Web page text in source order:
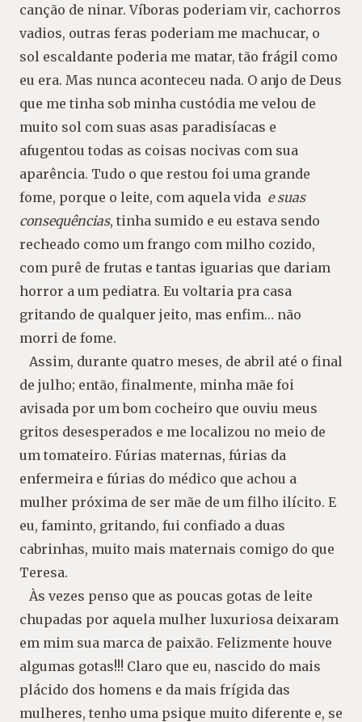
canção de ninar. Víboras poderiam vir, cachorros
vadios, outras feras poderiam me machucar, o
sol escaldante poderia me matar, tão frágil como
eu era. Mas nunca aconteceu nada. O anjo de Deus
que me tinha sob minha custódia me velou de
muito sol com suas asas paradisíacas e
afugentou todas as coisas nocivas com sua
aparência. Tudo o que restou foi uma grande
fome, porque o leite, com aquela vida e suas
consequências, tinha sumido e eu estava sendo
recheado como um frango com milho cozido,
com purê de frutas e tantas iguarias que dariam
horror a um pediatra. Eu voltaria pra casa
gritando de qualquer jeito, mas enfim… não
morri de fome.
Assim, durante quatro meses, de abril até o final
de julho; então, finalmente, minha mãe foi
avisada por um bom cocheiro que ouviu meus
gritos desesperados e me localizou no meio de
um tomateiro. Fúrias maternas, fúrias da
enfermeira e fúrias do médico que achou a
mulher próxima de ser mãe de um filho ilícito. E
eu, faminto, gritando, fui confiado a duas
cabrinhas, muito mais maternais comigo do que
Teresa.
Às vezes penso que as poucas gotas de leite
chupadas por aquela mulher luxuriosa deixaram
em mim sua marca de paixão. Felizmente houve
algumas gotas!!! Claro que eu, nascido do mais
plácido dos homens e da mais frígida das
mulheres, tenho uma psique muito diferente e, se